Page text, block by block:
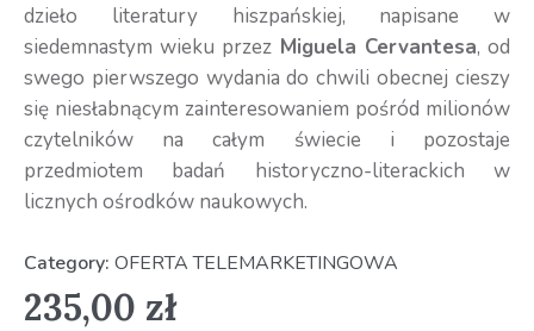
dzieło literatury hiszpańskiej, napisane w
siedemnastym wieku przez Miguela Cervantesa, od
swego pierwszego wydania do chwili obecnej cieszy
się niesłabnącym zainteresowaniem pośród milionów
czytelników na całym świecie i pozostaje
przedmiotem badań historyczno-literackich w
licznych ośrodków naukowych.
Category: OFERTA TELEMARKETINGOWA
235,00 zł